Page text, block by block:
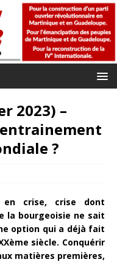
2023) –
?
en crise, crise dont
la bourgeoisie ne sait
option qui a déjà fait
siècle. Conquérir
matières premières,